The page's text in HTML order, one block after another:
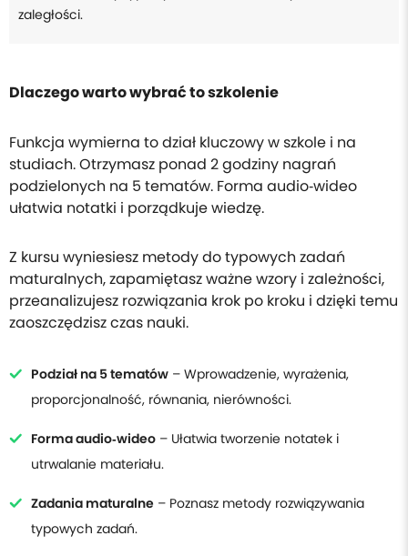
zaległości.
Dlaczego warto wybrać to szkolenie
Funkcja wymierna to dział kluczowy w szkole i na
studiach. Otrzymasz ponad 2 godziny nagrań
podzielonych na 5 tematów. Forma audio‑wideo
ułatwia notatki i porządkuje wiedzę.
Z kursu wyniesiesz metody do typowych zadań
maturalnych, zapamiętasz ważne wzory i zależności,
przeanalizujesz rozwiązania krok po kroku i dzięki temu
zaoszczędzisz czas nauki.
Podział na 5 tematów – Wprowadzenie, wyrażenia,
proporcjonalność, równania, nierówności.
Forma audio‑wideo – Ułatwia tworzenie notatek i
utrwalanie materiału.
Zadania maturalne – Poznasz metody rozwiązywania
typowych zadań.